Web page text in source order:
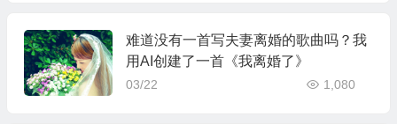
难道没有一首写夫妻离婚的歌曲吗？我
用AI创建了一首《我离婚了》
03/22 1,080